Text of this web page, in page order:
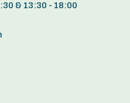
& 13:30 - 18:00